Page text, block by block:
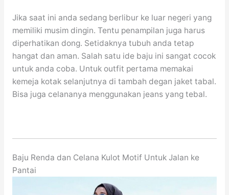
Jika saat ini anda sedang berlibur ke luar negeri yang
memiliki musim dingin. Tentu penampilan juga harus
diperhatikan dong. Setidaknya tubuh anda tetap
hangat dan aman. Salah satu ide baju ini sangat cocok
untuk anda coba. Untuk outfit pertama memakai
kemeja kotak selanjutnya di tambah degan jaket tabal.
Bisa juga celananya menggunakan jeans yang tebal.
Baju Renda dan Celana Kulot Motif Untuk Jalan ke
Pantai